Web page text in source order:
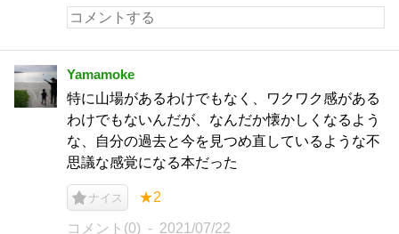
Yamamoke
特に山場があるわけでもなく、ワクワク感がある
わけでもないんだが、なんだか懐かしくなるよう
な、自分の過去と今を見つめ直しているような不
思議な感覚になる本だった
ナイス ★2
コメント(0) 2021/07/22